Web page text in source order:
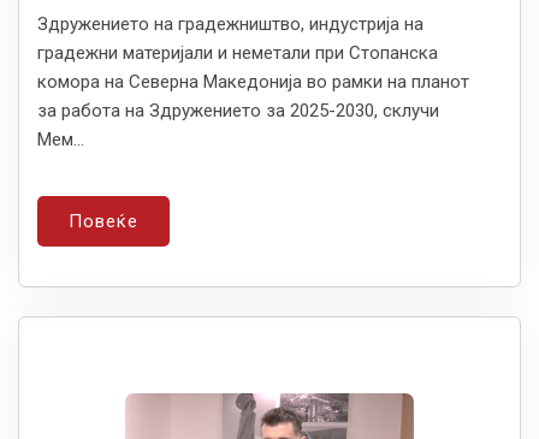
Здружението на градежништво, индустрија на
градежни материјали и неметали при Стопанска
комора на Северна Македонија во рамки на планот
за работа на Здружението за 2025-2030, склучи
Мем...
Повеќе